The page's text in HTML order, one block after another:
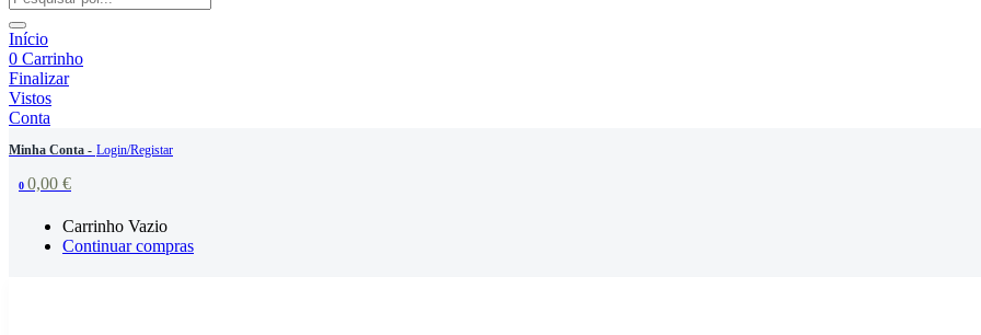
Início
0 Carrinho
Finalizar
Vistos
Conta
Minha Conta - Login/Registar
0 0,00 €
Carrinho Vazio
Continuar compras